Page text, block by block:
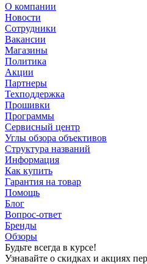
О компании
Новости
Сотрудники
Вакансии
Магазины
Политика
Акции
Партнеры
Техподдержка
Прошивки
Программы
Сервисный центр
Углы обзора объективов
Структура названий
Информация
Как купить
Гарантия на товар
Помощь
Блог
Вопрос-ответ
Бренды
Обзоры
Будьте всегда в курсе!
Узнавайте о скидках и акциях